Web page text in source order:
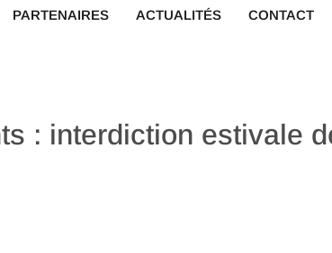
PARTENAIRES ACTUALITÉS CONTACT
: interdiction estivale